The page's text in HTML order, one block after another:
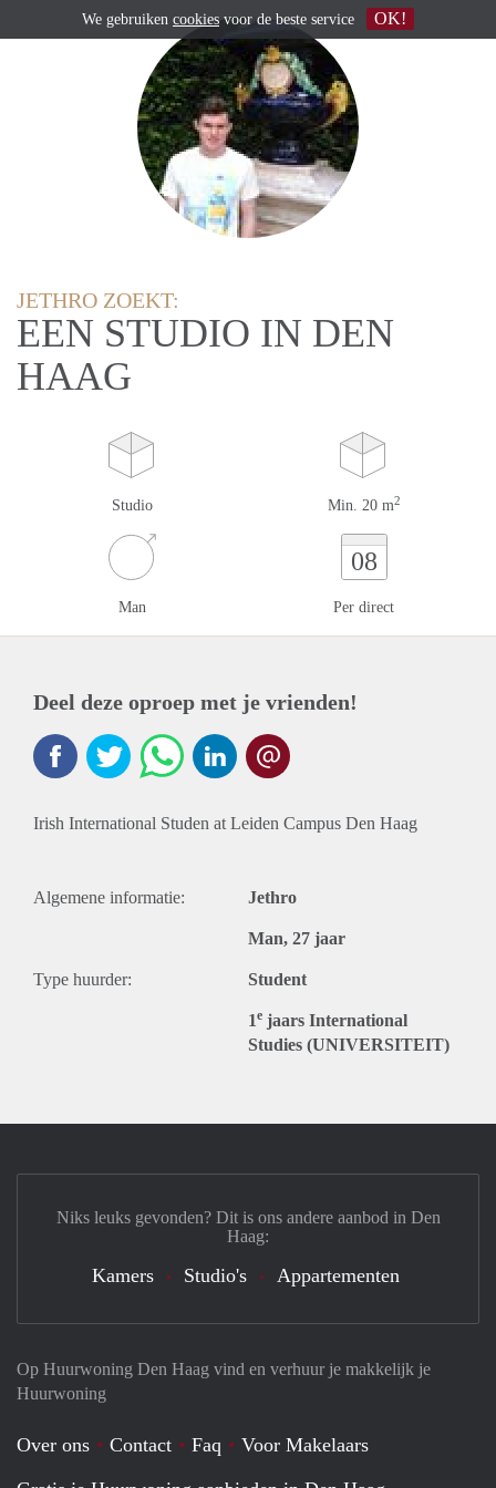
JETHRO ZOEKT:
EEN STUDIO IN DEN
HAAG
Studio Min. 20 m2
Man
08
Per direct
Deel deze oproep met je vrienden!
Irish International Studen at Leiden Campus Den Haag
Algemene informatie: Jethro
Man, 27 jaar
Type huurder: Student
1e jaars International
Studies (UNIVERSITEIT)
Op Huurwoning Den Haag vind en verhuur je makkelijk je
Huurwoning
Over ons Contact Faq
Voor Makelaars
Niks leuks gevonden? Dit is ons andere aanbod in Den
Haag:
Kamers Studio's Appartementen
We gebruiken cookiesvoor de beste service OK!